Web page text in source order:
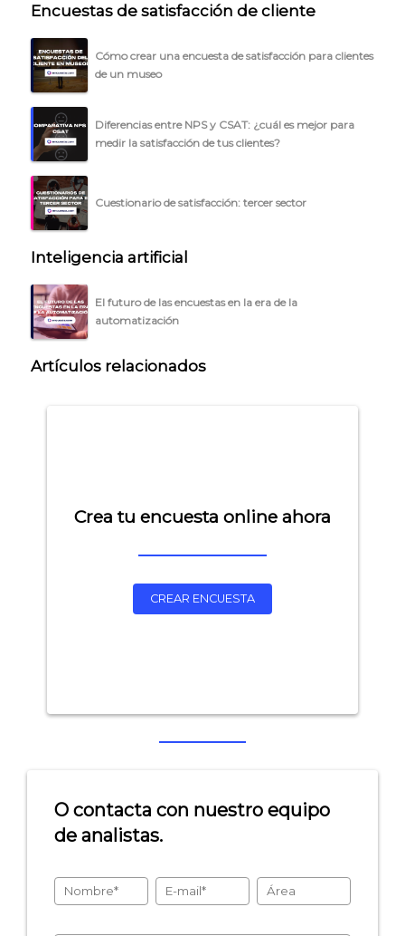
Encuestas de satisfacción de cliente
Cómo crear una encuesta de satisfacción para clientes
de un museo
Diferencias entre NPS y CSAT: ¿cuál es mejor para
medir la satisfacción de tus clientes?
Cuestionario de satisfacción: tercer sector
Inteligencia artificial
El futuro de las encuestas en la era de la
automatización
Artículos relacionados
Crea tu encuesta online ahora
CREAR ENCUESTA
O contacta con nuestro equipo
de analistas.